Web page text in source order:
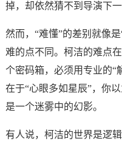
掉，却依然猜不到导演下
然而，“难懂”的差别就像
难的点不同。柯洁的难点
个密码箱，必须用专业的“
在于“心眼多如星辰”，你
是一个迷雾中的幻影。
有人说，柯洁的世界是逻